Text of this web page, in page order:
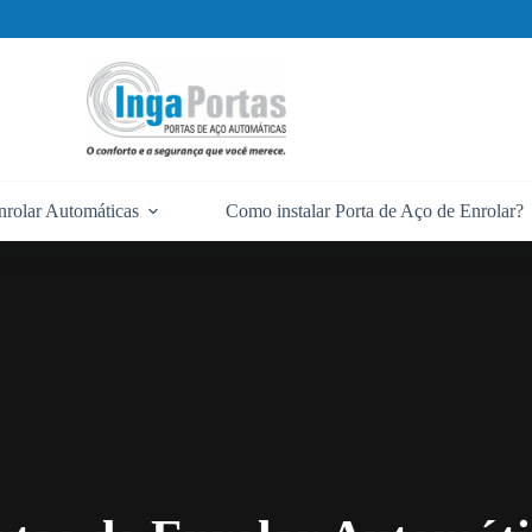
Automáticas Como instalar Porta de Aço de Enrolar?